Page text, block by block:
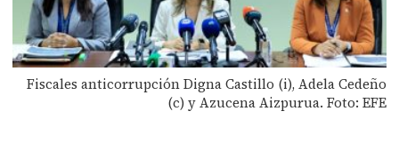
Fiscales anticorrupción Digna Castillo (i), Adela Cedeño
(c) y Azucena Aizpurua. Foto: EFE